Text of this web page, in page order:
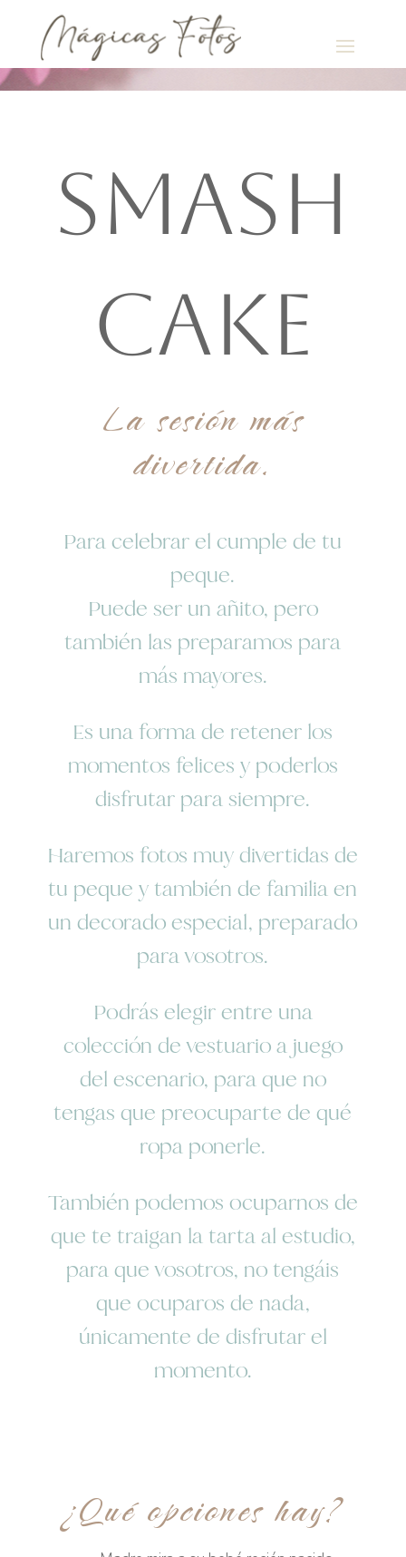
SMASH
CAKE
La sesión más
divertida.
Para celebrar el cumple de tu
peque.
Puede ser un añito, pero
también las preparamos para
más mayores.
Es una forma de retener los
momentos felices y poderlos
disfrutar para siempre.
Haremos fotos muy divertidas de
tu peque y también de familia en
un decorado especial, preparado
para vosotros.
Podrás elegir entre una
colección de vestuario a juego
del escenario, para que no
tengas que preocuparte de qué
ropa ponerle.
También podemos ocuparnos de
que te traigan la tarta al estudio,
para que vosotros, no tengáis
que ocuparos de nada,
únicamente de disfrutar el
momento.
¿Qué opciones hay?